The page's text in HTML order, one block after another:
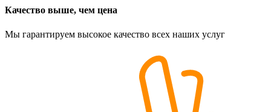
Качество выше, чем цена
Мы гарантируем высокое качество всех наших услуг